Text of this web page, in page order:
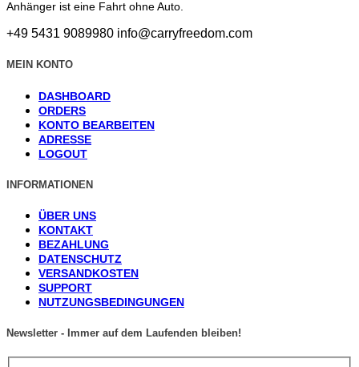
Anhänger ist eine Fahrt ohne Auto.
+49 5431 9089980 info@carryfreedom.com
MEIN KONTO
DASHBOARD
ORDERS
KONTO BEARBEITEN
ADRESSE
LOGOUT
INFORMATIONEN
ÜBER UNS
KONTAKT
BEZAHLUNG
DATENSCHUTZ
VERSANDKOSTEN
SUPPORT
NUTZUNGSBEDINGUNGEN
Newsletter - Immer auf dem Laufenden bleiben!